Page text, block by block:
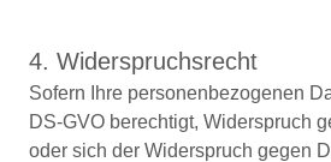
4. Widerspruchsrecht
Sofern Ihre personenbezogenen
DS-GVO berechtigt, Widerspruch
oder sich der Widerspruch gegen